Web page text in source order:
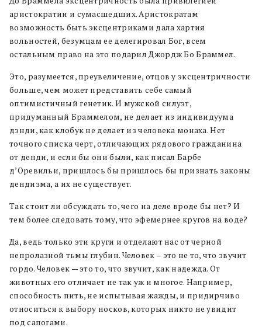
аристократии и сумасшедших. Аристократам
возможность быть эксцентриками дала хартия
вольностей, безумцам ее делегировал Бог, всем
остальным право на это подарил Джордж Бо Браммел.
Это, разумеется, преувеличение, отцов у эксцентричности
больше, чем может представить себе самый
оптимистичный генетик. И мужской силуэт,
придуманный Браммелом, не делает из индивидуума
дэнди, как клобук не делает из человека монаха. Нет
точного списка черт, отличающих рядового гражданина
от денди, и если бы они были, как писал Барбе
д’Оревильи, пришлось бы пришлось бы признать законы
дендизма, а их не существует.
Так стоит ли обсуждать то, чего на деле вроде бы нет? И
тем более следовать тому, что эфемернее кругов на воде?
Да, ведь только эти круги и отделают нас от черной
непролазной тьмы глубин. Человек – это не то, что звучит
гордо. Человек — это то, что звучит, как надежда. От
животных его отличает не так уж и многое. Например,
способность пить, не испытывая жажды, и придирчиво
относиться к выбору носков, которых никто не увидит
под сапогами.